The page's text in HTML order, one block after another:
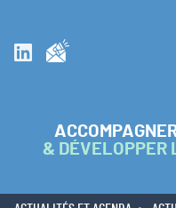
Suivez nous sur
& DÉVELOPPER